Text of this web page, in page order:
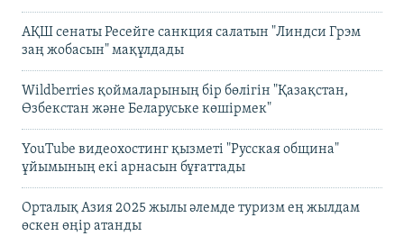
АҚШ сенаты Ресейге санкция салатын "Линдси Грэм
заң жобасын" мақұлдады
Wildberries қоймаларының бір бөлігін "Қазақстан,
Өзбекстан және Беларуське көшірмек"
YouTube видеохостинг қызметі "Русская община"
ұйымының екі арнасын бұғаттады
Орталық Азия 2025 жылы әлемде туризм ең жылдам
өскен өңір атанды